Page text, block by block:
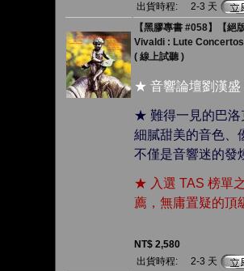
出貨時程:
2-3 天
【黑膠專書 #058】【
Vivaldi : Lute
( 線上試聽 )
★ 音響論壇劉漢盛
★ 難得一見的巴洛
細膩甜美的音色、
不僅是音響迷的發
★ 入選 TAS 榜單
薦，無庸置疑的頂
NT$ 2,580
出貨時程:
2-3 天